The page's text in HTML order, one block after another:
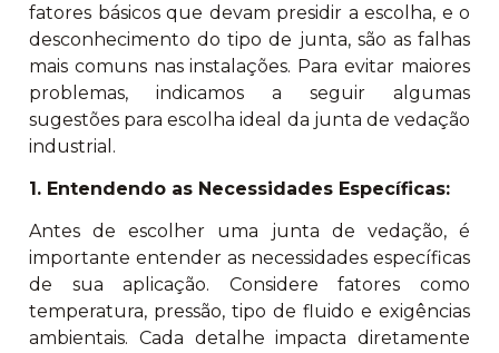
fatores básicos que devam presidir a escolha, e o
desconhecimento do tipo de junta, são as falhas
mais comuns nas instalações. Para evitar maiores
problemas, indicamos a seguir algumas
sugestões para escolha ideal da junta de vedação
industrial.
1. Entendendo as Necessidades Específicas:
Antes de escolher uma junta de vedação, é
importante entender as necessidades específicas
de sua aplicação. Considere fatores como
temperatura, pressão, tipo de fluido e exigências
ambientais. Cada detalhe impacta diretamente